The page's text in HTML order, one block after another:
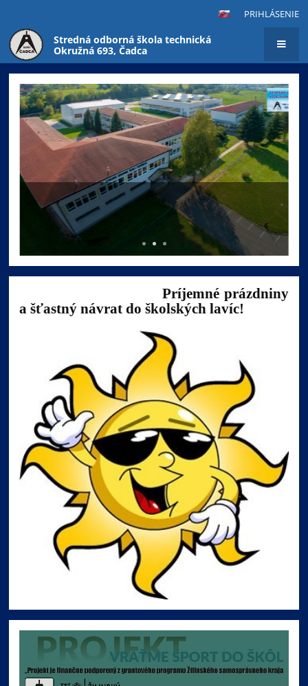
PRIHLÁSENIE
Stredná odborná škola technická
Okružná 693, Čadca
Hlavná
stránka
Aktuálne informácie pre rodičov a
študentov
Príjemné prázdniny
a šťastný návrat do školských lavíc!